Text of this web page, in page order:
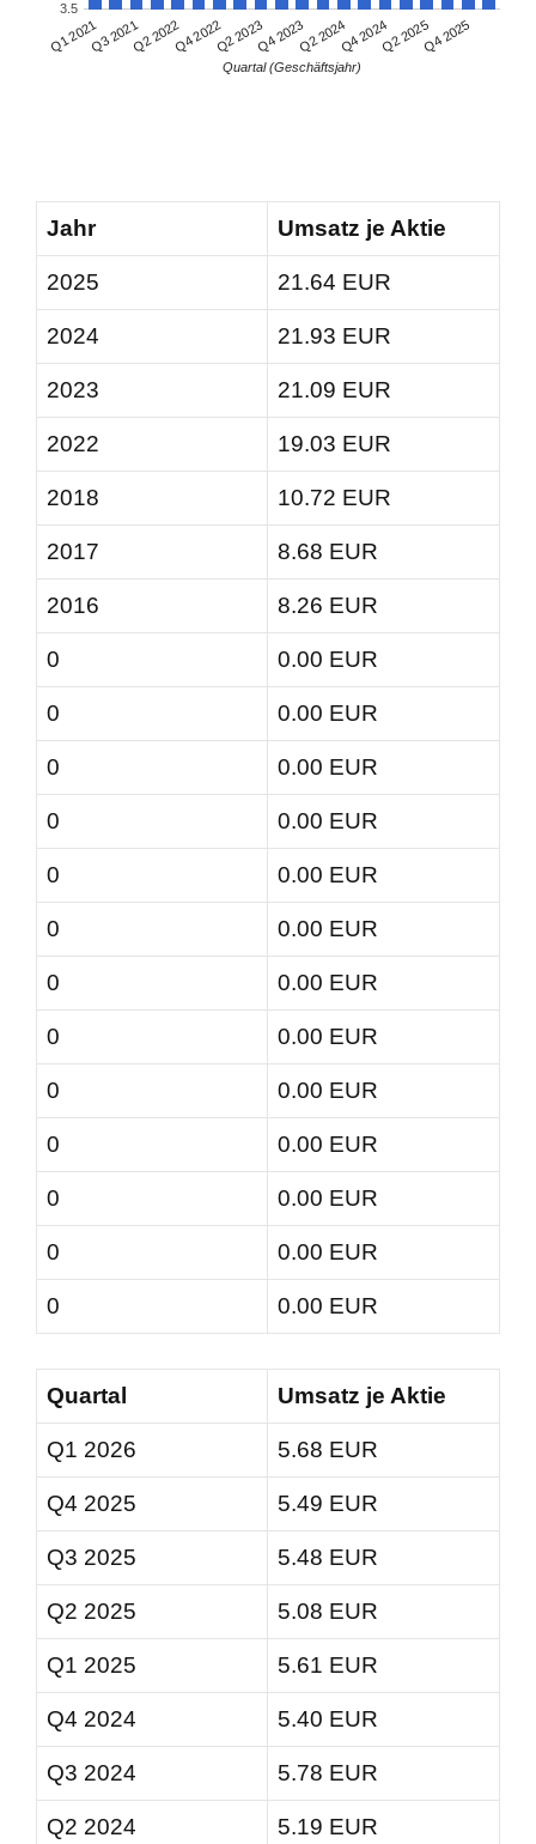
Q1 2021Q3 2021Q2 2022Q4 2022Q2 2023Q4 2023Q2 2024Q4 2024Q2 2025Q4 2025
3.5
Quartal (Geschäftsjahr)
Jahr Umsatz je Aktie
2025 21.64 EUR
2024 21.93 EUR
2023 21.09 EUR
2022 19.03 EUR
2018 10.72 EUR
2017 8.68 EUR
2016 8.26 EUR
0 0.00 EUR
0 0.00 EUR
0 0.00 EUR
0 0.00 EUR
0 0.00 EUR
0 0.00 EUR
0 0.00 EUR
0 0.00 EUR
0 0.00 EUR
0 0.00 EUR
0 0.00 EUR
0 0.00 EUR
0 0.00 EUR
Quartal Umsatz je Aktie
Q1 2026 5.68 EUR
Q4 2025 5.49 EUR
Q3 2025 5.48 EUR
Q2 2025 5.08 EUR
Q1 2025 5.61 EUR
Q4 2024 5.40 EUR
Q3 2024 5.78 EUR
Q2 2024 5.19 EUR